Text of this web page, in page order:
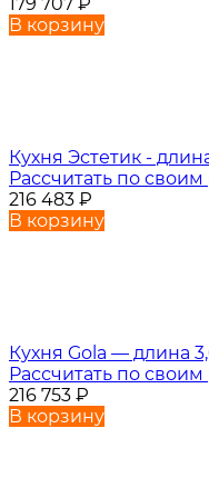
В корзину
Кухня Эстетик -
Рассчитать по
216 483 ₽
В корзину
Кухня Gola — длина
Рассчитать по
216 753 ₽
В корзину